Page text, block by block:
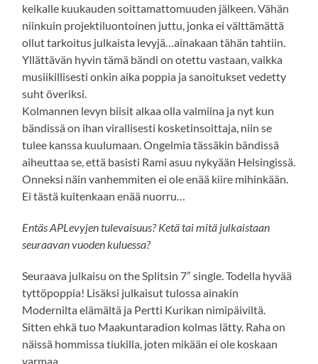
keikalle kuukauden soittamattomuuden jälkeen. Vähän
niinkuin projektiluontoinen juttu, jonka ei välttämättä
ollut tarkoitus julkaista levyjä…ainakaan tähän tahtiin.
Yllättävän hyvin tämä bändi on otettu vastaan, vaikka
musiikillisesti onkin aika poppia ja sanoitukset vedetty
suht överiksi.
Kolmannen levyn biisit alkaa olla valmiina ja nyt kun
bändissä on ihan virallisesti kosketinsoittaja, niin se
tulee kanssa kuulumaan. Ongelmia tässäkin bändissä
aiheuttaa se, että basisti Rami asuu nykyään Helsingissä.
Onneksi näin vanhemmiten ei ole enää kiire mihinkään.
Ei tästä kuitenkaan enää nuorru…
Entäs APLevyjen tulevaisuus? Ketä tai mitä julkaistaan
seuraavan vuoden kuluessa?
Seuraava julkaisu on the Splitsin 7” single. Todella hyvää
tyttöpoppia! Lisäksi julkaisut tulossa ainakin
Modernilta elämältä ja Pertti Kurikan nimipäiviltä.
Sitten ehkä tuo Maakuntaradion kolmas lätty. Raha on
näissä hommissa tiukilla, joten mikään ei ole koskaan
varmaa.